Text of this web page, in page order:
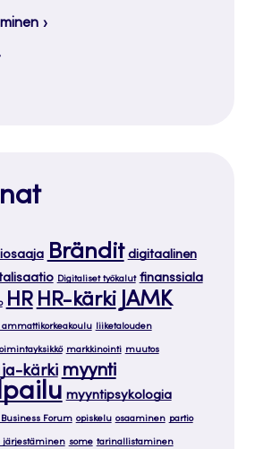
Brändit digitaalinen
Digitaliset työkalut finanssiala
HR HR-kärki JAMK
ammattikorkeakoulu liiketalouden
markkinointi muutos
kärki myynti
myyntipsykologia
Business Forum opiskelu osaaminen partio
järjestäminen some tarinallistaminen